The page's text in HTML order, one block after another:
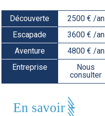
Découverte
2500 € /an
Escapade
3600 € /an
Aventure
4800 € /an
Entreprise
Nous
consulter
En savoir +